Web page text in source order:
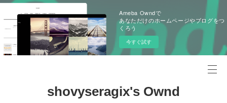
Ameba Owndで
あなただけのホームページやブログをつ
くろう
今すぐ試す
shovyseragix's Ownd